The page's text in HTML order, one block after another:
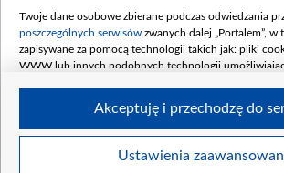
Twoje dane osobowe zbierane podczas odwiedzania
poszczególnych serwisów zwanych dalej „Portalem”,
zapisywane za pomocą technologii takich jak: pliki
WWW lub innych podobnych technologii
Twoje dane osobowe zbierane podczas odwiedzania
Ustawienia
Akceptuję i przechodzę do